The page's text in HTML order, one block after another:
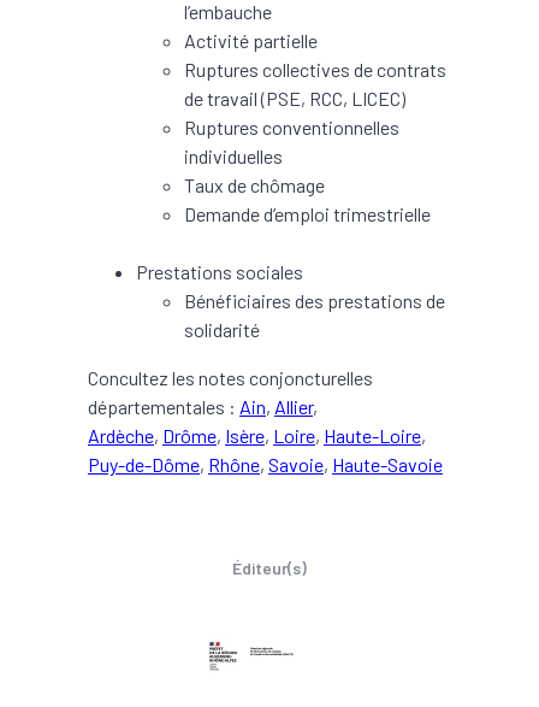
l’embauche
Activité partielle
Ruptures collectives de contrats
de travail (PSE, RCC, LICEC)
Ruptures conventionnelles
individuelles
Taux de chômage
Demande d’emploi trimestrielle
Prestations sociales
Bénéficiaires des prestations de
solidarité
Concultez les notes conjoncturelles
départementales : Ain, Allier,
Ardèche, Drôme, Isère, Loire, Haute-Loire,
Puy-de-Dôme, Rhône, Savoie, Haute-Savoie
Éditeur(s)